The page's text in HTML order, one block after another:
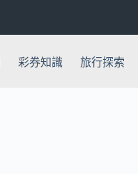
彩券知識 旅行探索